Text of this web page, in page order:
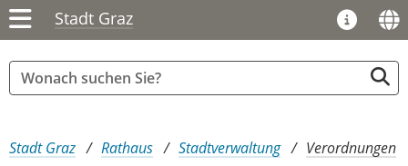
Stadt Graz
Sie sind hier:
Stadt Graz Rathaus Stadtverwaltung Verordnungen